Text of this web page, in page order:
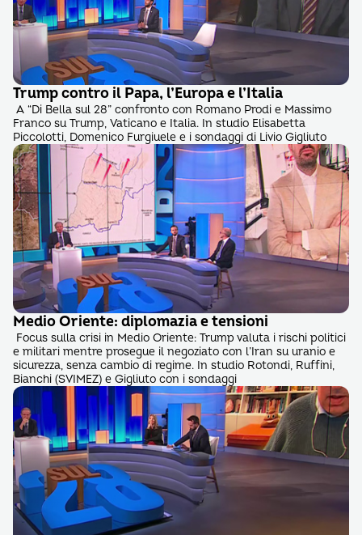
Trump contro il Papa, l’Europa e l’Italia
A “Di Bella sul 28” confronto con Romano Prodi e Massimo
Franco su Trump, Vaticano e Italia. In studio Elisabetta
Piccolotti, Domenico Furgiuele e i sondaggi di Livio Gigliuto
Medio Oriente: diplomazia e tensioni
Focus sulla crisi in Medio Oriente: Trump valuta i rischi politici
e militari mentre prosegue il negoziato con l’Iran su uranio e
sicurezza, senza cambio di regime. In studio Rotondi, Ruffini,
Bianchi (SVIMEZ) e Gigliuto con i sondaggi